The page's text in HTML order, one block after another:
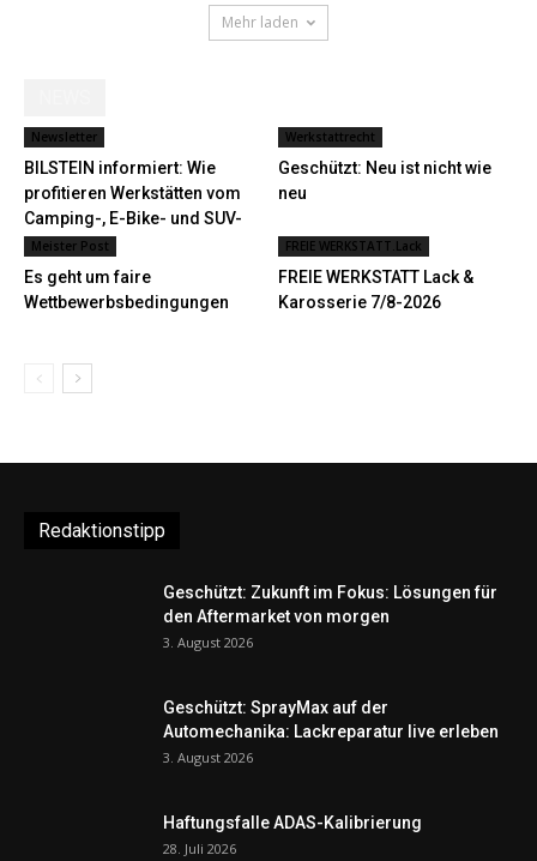
Mehr laden
Newsletter
BILSTEIN informiert: Wie
profitieren Werkstätten vom
Camping-, E-Bike- und SUV-
Boom?
Werkstattrecht
Geschützt: Neu ist nicht wie
neu
Meister Post
Es geht um faire
Wettbewerbsbedingungen
FREIE WERKSTATT.Lack
FREIE WERKSTATT Lack &
Karosserie 7/8-2026
Redaktionstipp
Geschützt: Zukunft im Fokus: Lösungen für
den Aftermarket von morgen
3. August 2026
Geschützt: SprayMax auf der
Automechanika: Lackreparatur live erleben
3. August 2026
Haftungsfalle ADAS-Kalibrierung
28. Juli 2026